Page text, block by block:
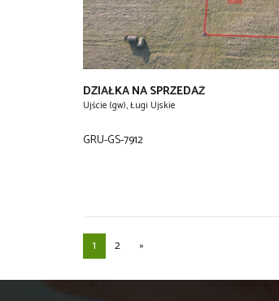
DZIAŁKA NA SPRZEDAŻ
Ujście (gw), Ługi Ujskie
GRU-GS-7912
1 2 »